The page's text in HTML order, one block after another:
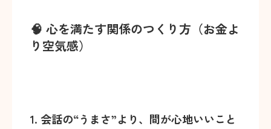
🧠 心を満たす関係のつくり方（お金よ
り空気感）
1. 会話の“うまさ”より、間が心地いいこと